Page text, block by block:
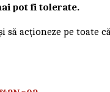
pot fi tolerate.
să acționeze pe toate